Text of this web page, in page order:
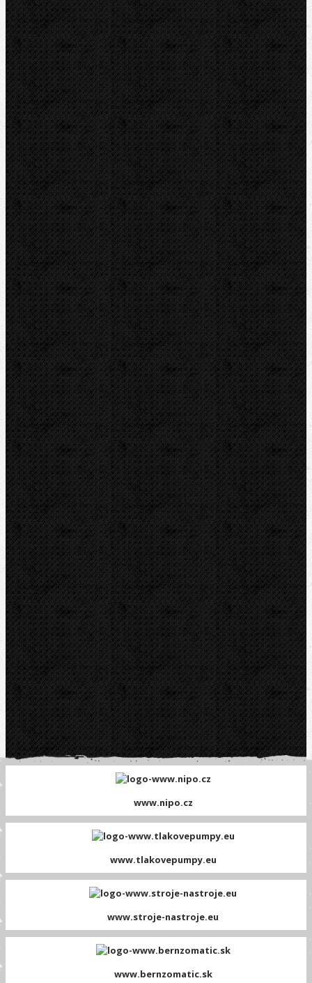
CBC
NIPO
REED
REMS
RIDGID
ROTHENBERGER
VIRAX
ZENTEN
Kontakt
NIPO Tools s.r.o
Lipová 7
CZ-763 26 LUHAČOVICE
Telefon obj.:
602 719 020
Telefon fakt.:
608 719 020
E-mail:
nipo@nipo.cz
Platební brána GOPAY
www.nipo.cz
www.tlakovepumpy.eu
www.stroje-nastroje.eu
www.bernzomatic.sk